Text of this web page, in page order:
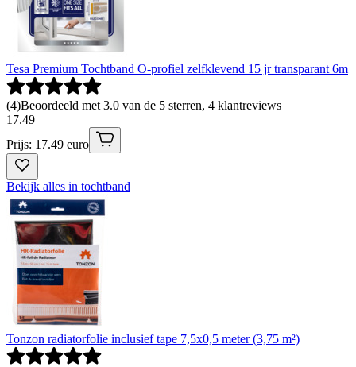
Tesa Premium Tochtband O-profiel zelfklevend 15 jr transparant 6m
(4)Beoordeeld met 3.0 van de 5 sterren, 4 klantreviews
17.49
Prijs: 17.49 euro
Bekijk alles in tochtband
Tonzon radiatorfolie inclusief tape 7,5x0,5 meter (3,75 m²)